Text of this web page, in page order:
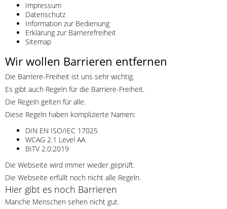
Impressum
Datenschutz
Information zur Bedienung
Erklärung zur Barrierefreiheit
Sitemap
Wir wollen Barrieren entfernen
Die Barriere-Freiheit ist uns sehr wichtig.
Es gibt auch Regeln für die Barriere-Freiheit.
Die Regeln gelten für alle.
Diese Regeln haben komplizierte Namen:
DIN EN ISO/IEC 17025
WCAG 2.1 Level AA
BITV 2.0:2019
Die Webseite wird immer wieder geprüft.
Die Webseite erfüllt noch nicht alle Regeln.
Hier gibt es noch Barrieren
Manche Menschen sehen nicht gut.